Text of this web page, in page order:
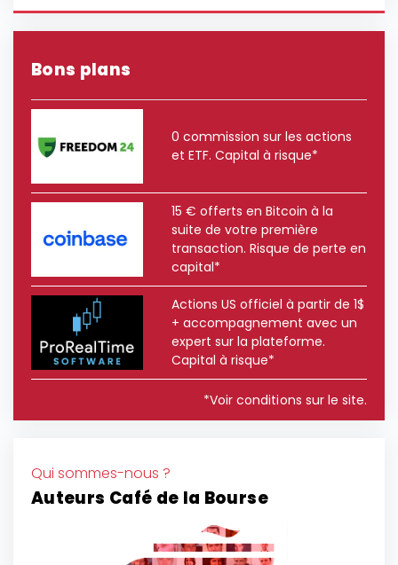
Bons plans
0 commission sur les actions
et ETF. Capital à risque*
15 € offerts en Bitcoin à la
suite de votre première
transaction. Risque de perte en
capital*
Actions US officiel à partir de 1$
+ accompagnement avec un
expert sur la plateforme.
Capital à risque*
*Voir conditions sur le site.
Qui sommes-nous ?
Auteurs Café de la Bourse